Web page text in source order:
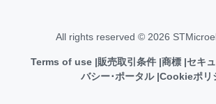
All rights reserved © 2026
Terms of use 販売取引条件 商標 セキ
バシー･ポータル Cookieポリ